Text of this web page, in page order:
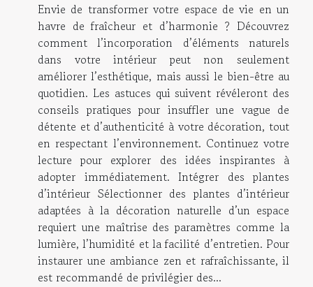
Envie de transformer votre espace de vie en un
havre de fraîcheur et d’harmonie ? Découvrez
comment l’incorporation d’éléments naturels
dans votre intérieur peut non seulement
améliorer l’esthétique, mais aussi le bien-être au
quotidien. Les astuces qui suivent révéleront des
conseils pratiques pour insuffler une vague de
détente et d’authenticité à votre décoration, tout
en respectant l’environnement. Continuez votre
lecture pour explorer des idées inspirantes à
adopter immédiatement. Intégrer des plantes
d’intérieur Sélectionner des plantes d’intérieur
adaptées à la décoration naturelle d’un espace
requiert une maîtrise des paramètres comme la
lumière, l’humidité et la facilité d’entretien. Pour
instaurer une ambiance zen et rafraîchissante, il
est recommandé de privilégier des...